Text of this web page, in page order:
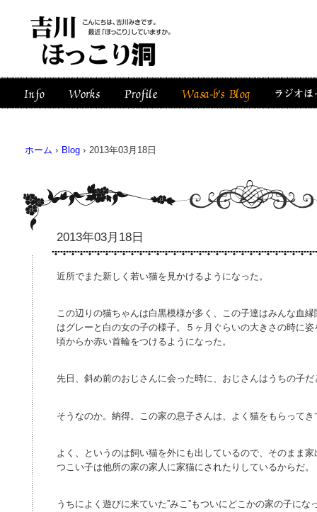
ホーム › Blog › 2013年03月18日
2013年03月18日
近所でまた新しく若い猫を見かけるようになった。
この辺りの猫ちゃんは白黒模様が多く、この子達はみんな血
はグレーと白の女の子の様子。５ヶ月ぐらいの大きさの時に
頃からか赤い首輪をつけるようになった。
先日、斜め前のおじさんに会った時に、おじさんはうちの子
そうなのか。納得。この家の息子さんは、よく猫をもらってき
よく、というのは飼い猫を外にも出しているので、そのまま
つこい子は他所の家の家人に家猫にされたりしているからだ。
うちによく遊びに来ていた”みこ”もついにどこかの家の子に